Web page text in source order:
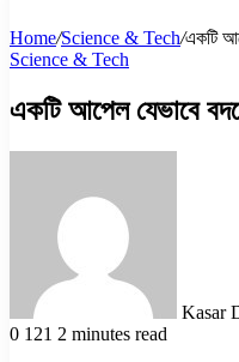
Home/Science & Tech/একটি
Science & Tech
একটি আপেল যেভাবে
Kasar
0 121 2 minutes read